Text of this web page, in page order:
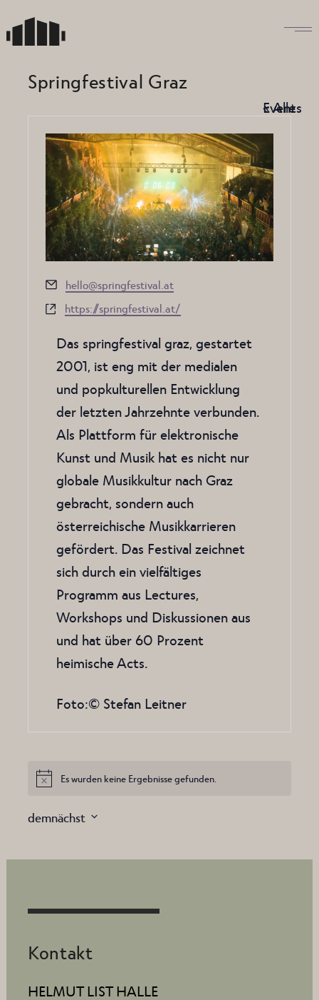
to
the
Springfestival Graz
« Alle Events
Email
hello@springfestival.at
Website
https://springfestival.at/
Das springfestival graz, gestartet
2001, ist eng mit der medialen
und popkulturellen Entwicklung
der letzten Jahrzehnte verbunden.
Als Plattform für elektronische
Kunst und Musik hat es nicht nur
globale Musikkultur nach Graz
gebracht, sondern auch
österreichische Musikkarrieren
gefördert. Das Festival zeichnet
sich durch ein vielfältiges
Programm aus Lectures,
Workshops und Diskussionen aus
und hat über 60 Prozent
heimische Acts.
Foto:© Stefan Leitner
HinweisEs wurden keine Ergebnisse gefunden.
demnächst
wählen.
Kontakt
HELMUT LIST HALLE